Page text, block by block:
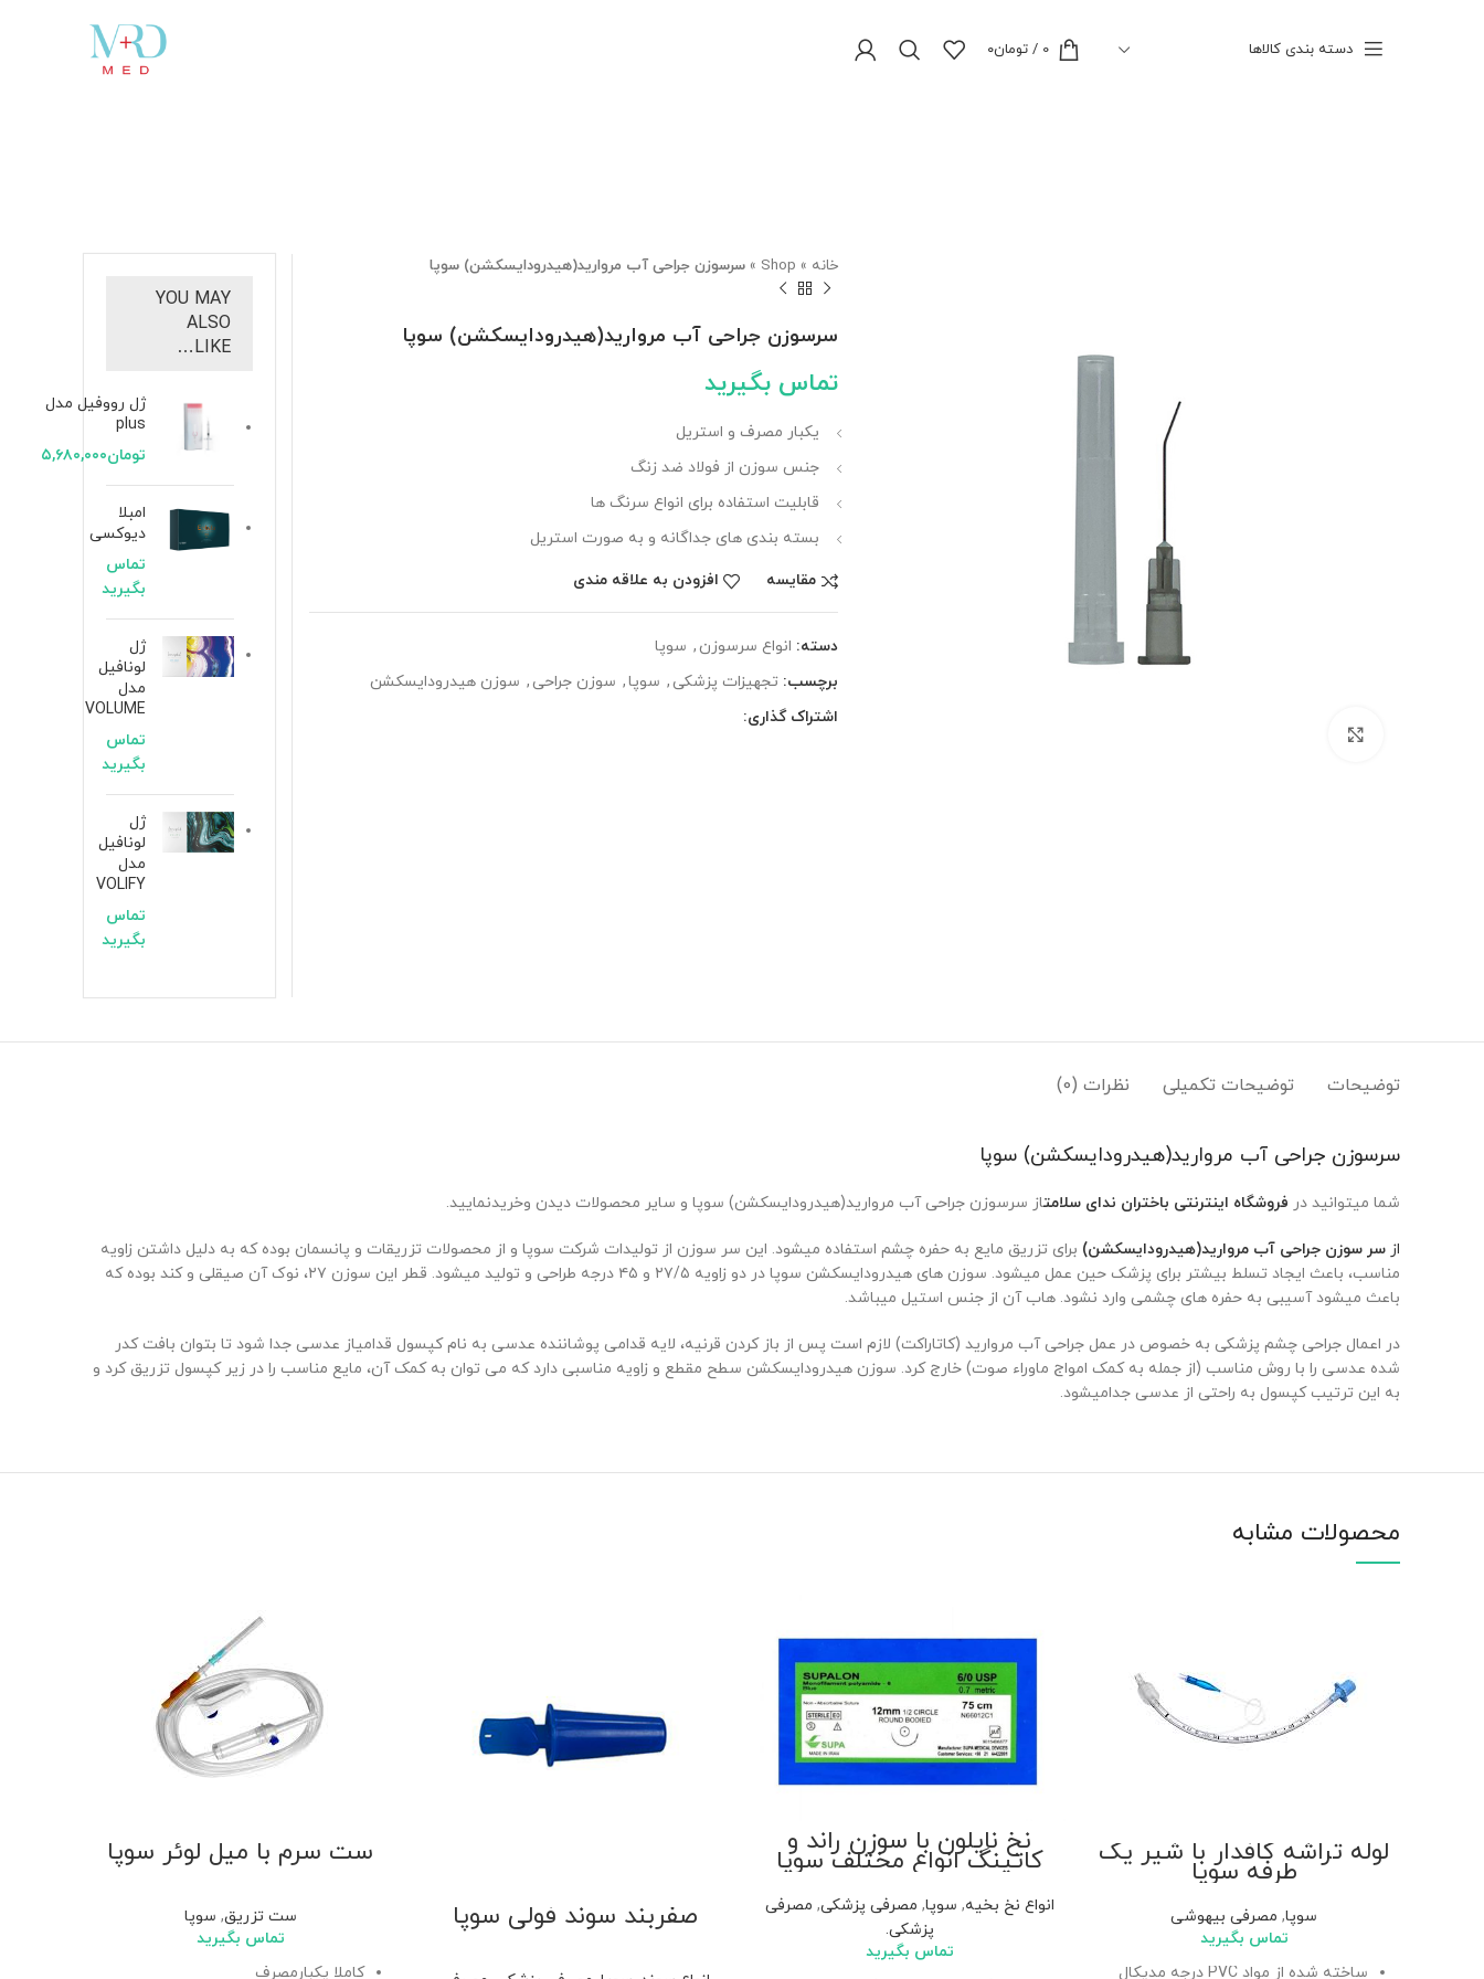
دسته بندی کالاها 0
/ تومان۰
خانه »
Shop
»سرسوزن جراحی آب مروارید(هیدرودایسکشن) سوپا
سرسوزن جراحی آب مروارید(هیدرودایسکشن) سوپا
تماس بگیرید
یکبار مصرف و استریل
جنس سوزن از فولاد ضد زنگ
قابلیت استفاده برای انواع سرنگ ها
بسته بندی های جداگانه و به صورت استریل
مقایسه افزودن به علاقه مندی
دسته: انواع سرسوزن , سوپا
برچسب: تجهیزات پزشکی , سوپا, سوزن جراحی , سوزن هیدرودایسکشن
اشتراک گذاری:
YOU MAY
ALSO
LIKE…
ژل رووفیل مدل
plus
تومان۵,۶۸۰,۰۰۰
امبلا
دیوکسی
تماس
بگیرید
ژل
لونافیل
مدل
VOLUME
تماس
بگیرید
ژل
لونافیل
مدل
VOLIFY
تماس
بگیرید
توضیحات توضیحات تکمیلی نظرات (0)
سرسوزن جراحی آب مروارید(هیدرودایسکشن) سوپا
شما میتوانید در فروشگاه اینترنتی باختران ندای سلامتاز سرسوزن جراحی آب مروارید(هیدرودایسکشن) سوپا و سایر محصولات دیدن وخریدنمایید.
از سر سوزن جراحی آب مروارید(هیدرودایسکشن) برای تزریق مایع به حفره چشم استفاده میشود. این سر سوزن از تولیدات شرکت سوپا و از محصولات تزریقات و پانسمان بوده که به دلیل داشتن زاویه
مناسب، باعث ایجاد تسلط بیشتر برای پزشک حین عمل میشود. سوزن های هیدرودایسکشن سوپا در دو زاویه ۲۷/۵ و ۴۵ درجه طراحی و تولید میشود. قطر این سوزن ۲۷، نوک آن صیقلی و کند بوده که
باعث میشود آسیبی به حفره های چشمی وارد نشود. هاب آن از جنس استیل میباشد.
در اعمال جراحی چشم پزشکی به خصوص در عمل جراحی آب مروارید (کاتاراکت) لازم است پس از باز کردن قرنیه، لایه قدامی پوشاننده عدسی به نام کپسول قدامیاز عدسی جدا شود تا بتوان بافت کدر
شده عدسی را با روش مناسب (از جمله به کمک امواج ماوراء صوت) خارج کرد. سوزن هیدرودایسکشن سطح مقطع و زاویه مناسبی دارد که می توان به کمک آن، مایع مناسب را در زیر کپسول تزریق کرد و
به این ترتیب کپسول به راحتی از عدسی جدامیشود.
محصولات مشابه
لوله تراشه کافدار با شیر یک
طرفه سوپا
سوپا, مصرفی بیهوشی
تماس بگیرید
ساخته شده از مواد PVC درجه مدیکال
نخ نایلون با سوزن راند و
کاتینگ انواع مختلف سوپا
انواع نخ بخیه, سوپا, مصرفی پزشکی, مصرفی
پزشکی.
تماس بگیرید
صفربند سوند فولی سوپا
ست سرم با میل لوئر سوپا
ست تزریق, سوپا
تماس بگیرید
کاملا یکبارمصرف